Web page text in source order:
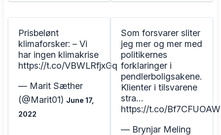
Prisbelønt
klimaforsker: – Vi
har ingen klimakrise
https://t.co/VBWLRfjxGq
— Marit Sæther
(@Marit01) June 17,
2022
Som forsvarer sliter
jeg mer og mer med
politikernes
forklaringer i
pendlerboligsakene.
Klienter i tilsvarene
stra…
https://t.co/
— Brynjar Meling